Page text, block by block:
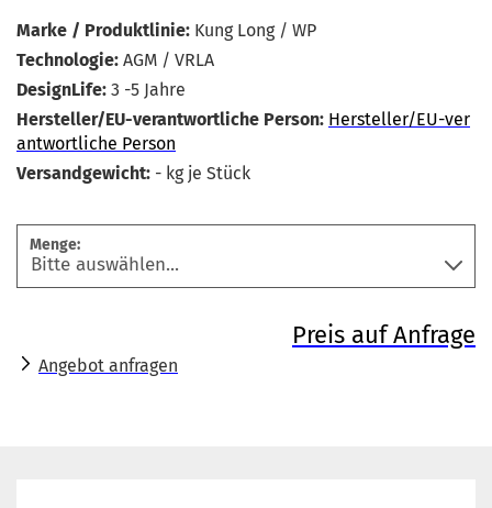
Marke / Produktlinie: Kung Long / WP
Technologie: AGM / VRLA
DesignLife: 3 -5 Jahre
Hersteller/EU-verantwortliche Person: Hersteller/EU-ver
antwortliche Person
Versandgewicht: - kg je Stück
Menge:
Preis auf Anfrage
Angebot anfragen